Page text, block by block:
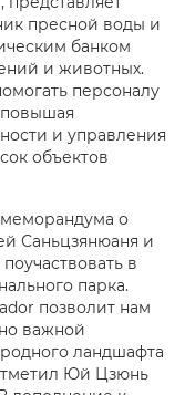
пресной воды и
банком
и животных.
персоналу
повышая
и управления
объектов
о
Саньцзянюаня и
в
парка.
позволит нам
важной
ландшафта
Юй Цзюнь